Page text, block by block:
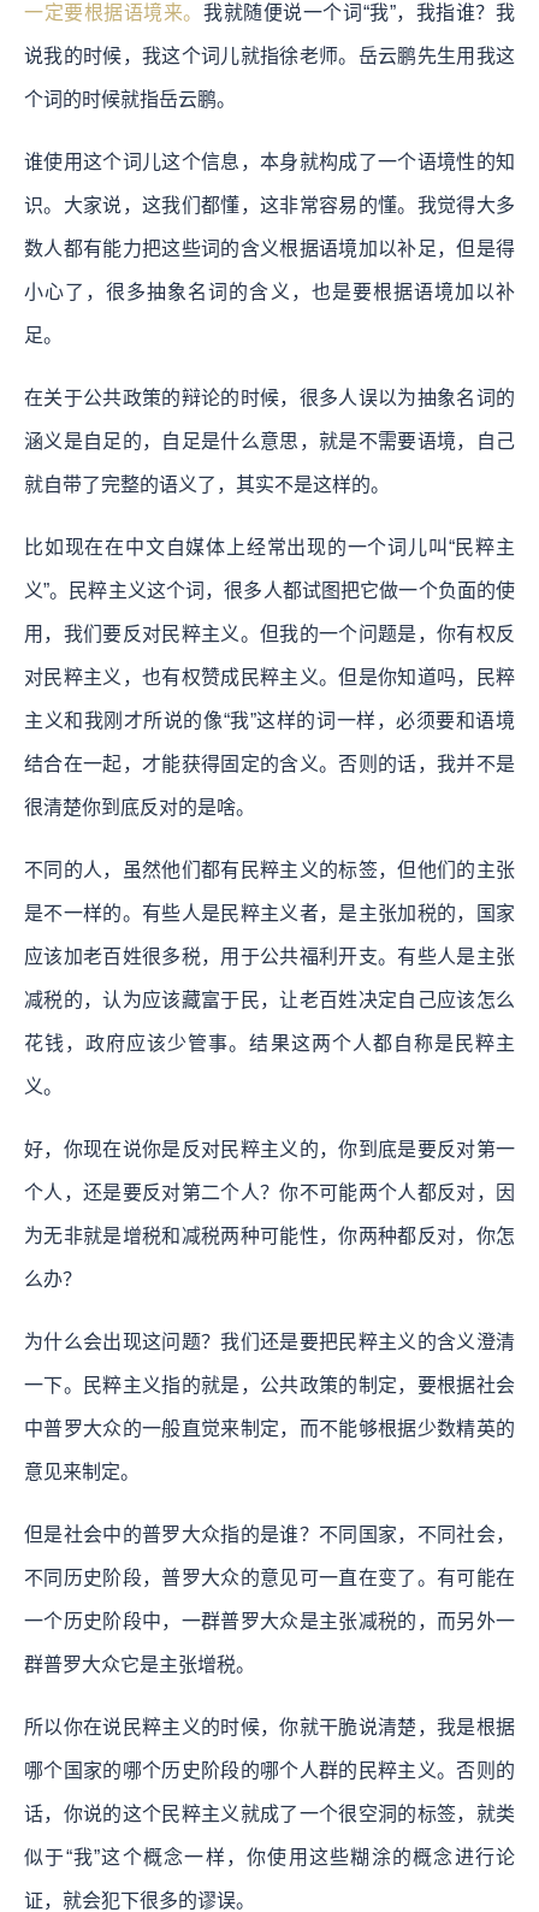
一定要根据语境来。我就随便说一个词“我”，我指谁？我
说我的时候，我这个词儿就指徐老师。岳云鹏先生用我这
个词的时候就指岳云鹏。
谁使用这个词儿这个信息，本身就构成了一个语境性的知
识。大家说，这我们都懂，这非常容易的懂。我觉得大多
数人都有能力把这些词的含义根据语境加以补足，但是得
小心了，很多抽象名词的含义，也是要根据语境加以补
足。
在关于公共政策的辩论的时候，很多人误以为抽象名词的
涵义是自足的，自足是什么意思，就是不需要语境，自己
就自带了完整的语义了，其实不是这样的。
比如现在在中文自媒体上经常出现的一个词儿叫“民粹主
义”。民粹主义这个词，很多人都试图把它做一个负面的使
用，我们要反对民粹主义。但我的一个问题是，你有权反
对民粹主义，也有权赞成民粹主义。但是你知道吗，民粹
主义和我刚才所说的像“我”这样的词一样，必须要和语境
结合在一起，才能获得固定的含义。否则的话，我并不是
很清楚你到底反对的是啥。
不同的人，虽然他们都有民粹主义的标签，但他们的主张
是不一样的。有些人是民粹主义者，是主张加税的，国家
应该加老百姓很多税，用于公共福利开支。有些人是主张
减税的，认为应该藏富于民，让老百姓决定自己应该怎么
花钱，政府应该少管事。结果这两个人都自称是民粹主
义。
好，你现在说你是反对民粹主义的，你到底是要反对第一
个人，还是要反对第二个人？你不可能两个人都反对，因
为无非就是增税和减税两种可能性，你两种都反对，你怎
么办？
为什么会出现这问题？我们还是要把民粹主义的含义澄清
一下。民粹主义指的就是，公共政策的制定，要根据社会
中普罗大众的一般直觉来制定，而不能够根据少数精英的
意见来制定。
但是社会中的普罗大众指的是谁？不同国家，不同社会，
不同历史阶段，普罗大众的意见可一直在变了。有可能在
一个历史阶段中，一群普罗大众是主张减税的，而另外一
群普罗大众它是主张增税。
所以你在说民粹主义的时候，你就干脆说清楚，我是根据
哪个国家的哪个历史阶段的哪个人群的民粹主义。否则的
话，你说的这个民粹主义就成了一个很空洞的标签，就类
似于“我”这个概念一样，你使用这些糊涂的概念进行论
证，就会犯下很多的谬误。